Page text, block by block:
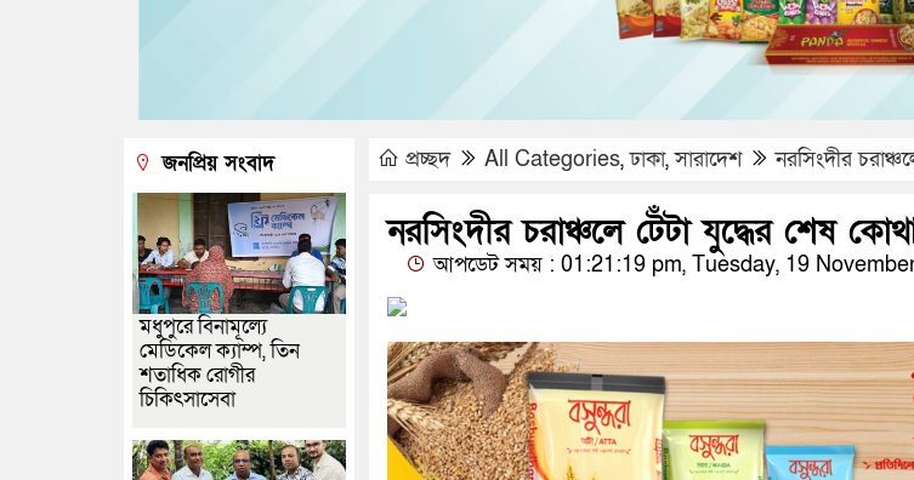
প্রচ্ছদ All Categories,ঢাকা,সারাদেশ নরসিংদীর
নরসিংদীর চরাঞ্চলে টেঁটা যুদ্ধের শেষ
আপডেট সময় : 01:21:19 pm, Tuesday, 19
জনপ্রিয় সংবাদ
মধুপুরে বিনামূল্যে
মেডিকেল ক্যাম্প, তিন
শতাধিক রোগীর
চিকিৎসাসেবা